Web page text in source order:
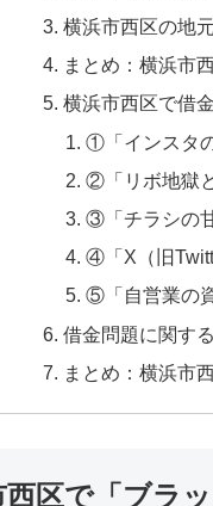
横浜市西区の地
まとめ：横浜市
横浜市西区で借
①「インスタ
②「リボ地獄
③「チラシの
④「X（旧
⑤「自営業の
借金問題に関す
まとめ：横浜市
西区で「ブラ